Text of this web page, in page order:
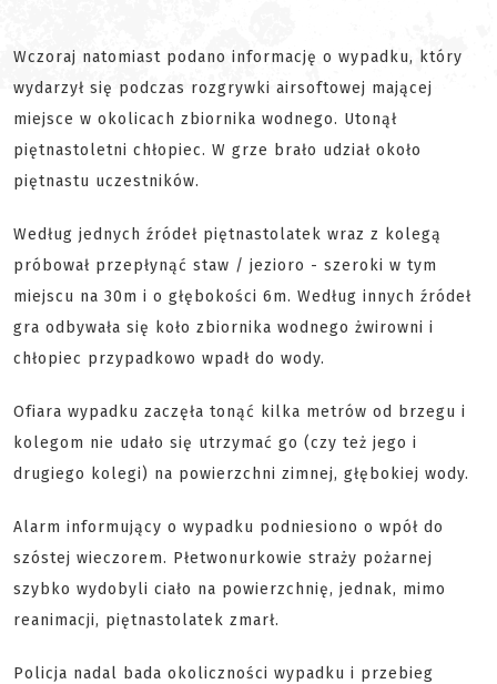
Wczoraj natomiast podano informację o wypadku, który
wydarzył się podczas rozgrywki airsoftowej mającej
miejsce w okolicach zbiornika wodnego. Utonął
piętnastoletni chłopiec. W grze brało udział około
piętnastu uczestników.
Według jednych źródeł piętnastolatek wraz z kolegą
próbował przepłynąć staw / jezioro - szeroki w tym
miejscu na 30m i o głębokości 6m. Według innych źródeł
gra odbywała się koło zbiornika wodnego żwirowni i
chłopiec przypadkowo wpadł do wody.
Ofiara wypadku zaczęła tonąć kilka metrów od brzegu i
kolegom nie udało się utrzymać go (czy też jego i
drugiego kolegi) na powierzchni zimnej, głębokiej wody.
Alarm informujący o wypadku podniesiono o wpół do
szóstej wieczorem. Płetwonurkowie straży pożarnej
szybko wydobyli ciało na powierzchnię, jednak, mimo
reanimacji, piętnastolatek zmarł.
Policja nadal bada okoliczności wypadku i przebieg